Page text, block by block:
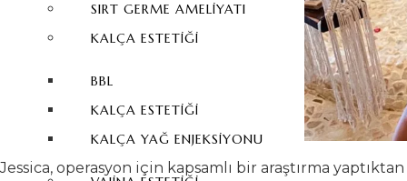
SIRT GERME AMELIYATI
KALÇA ESTETIĞI
BBL
KALÇA ESTETIĞI
KALÇA YAĞ ENJEKSIYONU
Jessica, operasyon için kapsamlı bir araştırma